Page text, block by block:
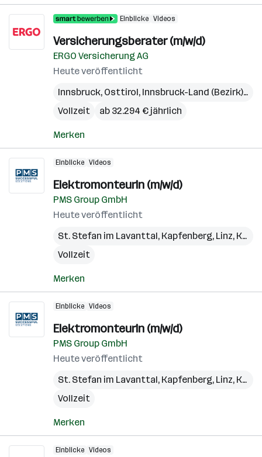
Einblicke Videos
Versicherungsberater (m/w/d)
ERGO Versicherung AG
Heute veröffentlicht
Innsbruck, Osttirol, Innsbruck-Land (Bezirk),
Vollzeit
ab 32.294 € jährlich
Merken
Einblicke Videos
ElektromonteurIn (m/w/d)
PMS Group GmbH
Heute veröffentlicht
St. Stefan im Lavanttal, Kapfenberg, Linz, Kundl
Vollzeit
Merken
Einblicke Videos
ElektromonteurIn (m/w/d)
PMS Group GmbH
Heute veröffentlicht
St. Stefan im Lavanttal, Kapfenberg, Linz, Kundl
Vollzeit
Merken
Einblicke Videos